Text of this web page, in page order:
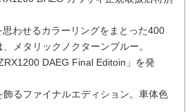
わせるカラーリングをまとった400
メタリックノクターンブルー。
DAEG Final Editoin」を発
るファイナルエディション。車体色